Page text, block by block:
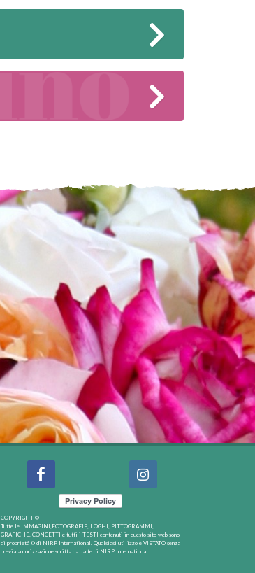
COPYRIGHT ©
Tutte le IMMAGINI,FOTOGRAFIE, LOGHI, PITTOGRAMMI,
GRAFICHE, CONCETTI e tutti i TESTI contenuti in questo sito web sono
di proprietà © di NIRP International. Qualsiasi utilizzo è VIETATO senza
previa autorizzazione scritta da parte di NIRP International.